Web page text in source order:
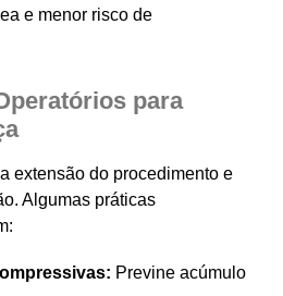
e menor risco de
para
extensão do procedimento e
Algumas práticas
Previne acúmulo